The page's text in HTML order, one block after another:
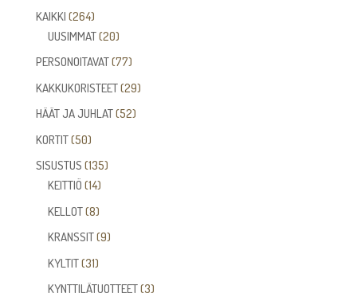
KAIKKI 264264
tuotetta
UUSIMMAT 2020
tuotetta
PERSONOITAVAT 7777
tuotetta
KAKKUKORISTEET 2929
HÄÄT JA JUHLAT 5252
KORTIT 5050
tuotetta
SISUSTUS 135135
KEITTIÖ 1414
tuotetta
KELLOT 88
tuotetta
KRANSSIT 99
KYLTIT 3131
tuotetta
KYNTTILÄTUOTTEET 33